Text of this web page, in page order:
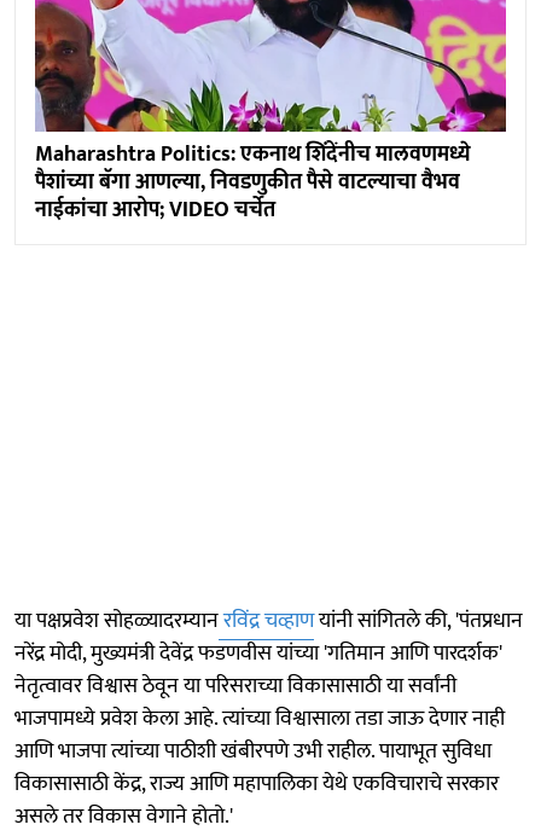
Maharashtra Politics: एकनाथ शिंदेंनीच मालवणमध्ये
पैशांच्या बॅगा आणल्या, निवडणुकीत पैसे वाटल्याचा वैभव
नाईकांचा आरोप; VIDEO चर्चेत
या पक्षप्रवेश सोहळ्यादरम्यानरविंद्र चव्हाणयांनी सांगितले की, 'पंतप्रधान
नरेंद्र मोदी, मुख्यमंत्री देवेंद्र फडणवीस यांच्या 'गतिमान आणि पारदर्शक'
नेतृत्वावर विश्वास ठेवून या परिसराच्या विकासासाठी या सर्वांनी
भाजपामध्ये प्रवेश केला आहे. त्यांच्या विश्वासाला तडा जाऊ देणार नाही
आणि भाजपा त्यांच्या पाठीशी खंबीरपणे उभी राहील. पायाभूत सुविधा
विकासासाठी केंद्र, राज्य आणि महापालिका येथे एकविचाराचे सरकार
असले तर विकास वेगाने होतो.'